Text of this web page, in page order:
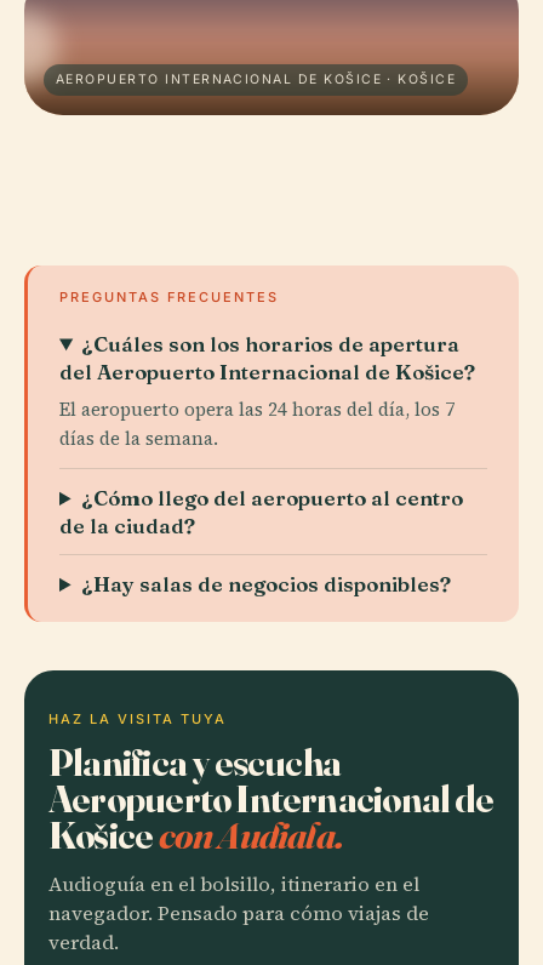
AEROPUERTO INTERNACIONAL DE KOŠICE · KOŠICE
PREGUNTAS FRECUENTES
¿Cuáles son los horarios de apertura
del Aeropuerto Internacional de Košice?
El aeropuerto opera las 24 horas del día, los 7
días de la semana.
¿Cómo llego del aeropuerto al centro
de la ciudad?
¿Hay salas de negocios disponibles?
HAZ LA VISITA TUYA
Planifica y escucha
Aeropuerto Internacional de
Košicecon Audiala.
Audioguía en el bolsillo, itinerario en el
navegador. Pensado para cómo viajas de
verdad.